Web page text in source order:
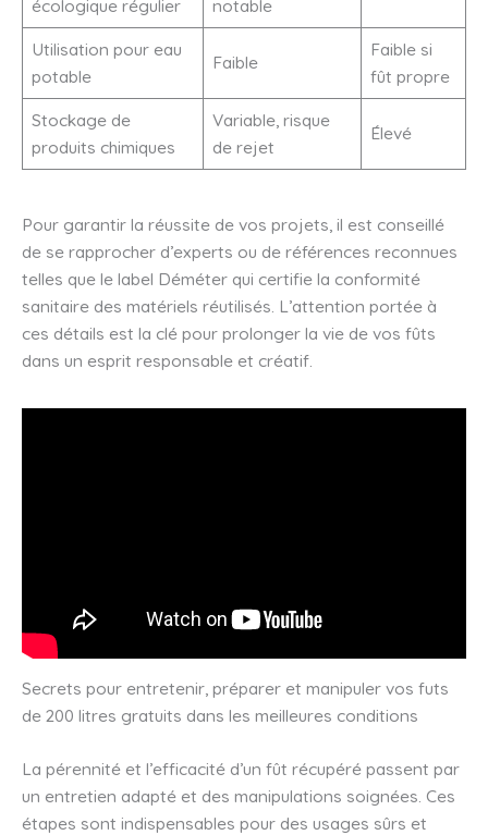
écologique régulier
notable
Utilisation pour eau
potable
Faible
Faible si
fût propre
Stockage de
produits chimiques
Variable, risque
de rejet
Élevé
Pour garantir la réussite de vos projets, il est conseillé
de se rapprocher d’experts ou de références reconnues
telles que le label Déméter qui certifie la conformité
sanitaire des matériels réutilisés. L’attention portée à
ces détails est la clé pour prolonger la vie de vos fûts
dans un esprit responsable et créatif.
Secrets pour entretenir, préparer et manipuler vos futs
de 200 litres gratuits dans les meilleures conditions
La pérennité et l’efficacité d’un fût récupéré passent par
un entretien adapté et des manipulations soignées. Ces
étapes sont indispensables pour des usages sûrs et